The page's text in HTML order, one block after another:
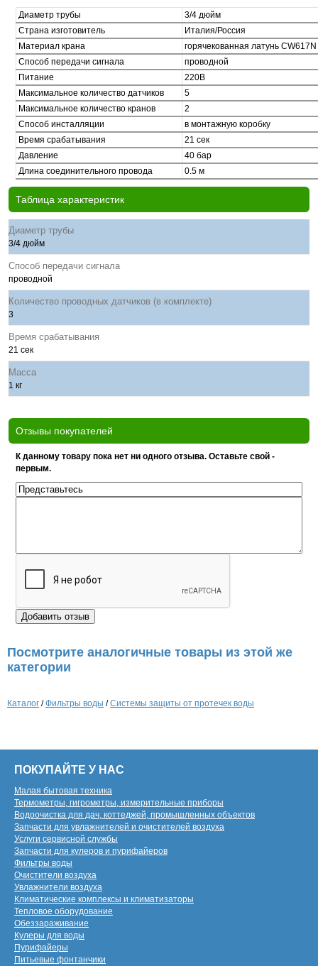
Диаметр трубы
3/4 дюйм
Страна изготовитель
Италия/Россия
Материал крана
горячекованная латунь CW617N
Способ передачи сигнала
проводной
Питание
220В
Максимальное количество датчиков
5
Максимальное количество кранов
2
Способ инсталляции
в монтажную коробку
Время срабатывания
21 сек
Давление
40 бар
Длина соединительного провода
0.5 м
Таблица характеристик
Диаметр трубы
3/4 дюйм
Способ передачи сигнала
проводной
Количество проводных датчиков (в комплекте)
3
Время срабатывания
21 сек
Масса
1 кг
Отзывы покупателей
К данному товару пока нет ни одного отзыва. Оставьте свой -
первым.
Посмотрите аналогичные товары из этой же
категории
Каталог /Фильтры воды /Системы защиты от протечек воды
ПОКУПАЙТЕ У НАС
Малая бытовая техника
Термометры, гигрометры, измерительные приборы
Водоочистка для дач, коттеджей, промышленных объектов
Запчасти для увлажнителей и очистителей воздуха
Услуги сервисной службы
Запчасти для кулеров и пурифайеров
Фильтры воды
Очистители воздуха
Увлажнители воздуха
Климатические комплексы и климатизаторы
Тепловое оборудование
Обеззараживание
Кулеры для воды
Пурифайеры
Питьевые фонтанчики